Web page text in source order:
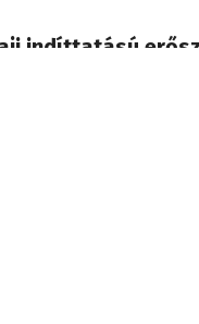
indíttatású